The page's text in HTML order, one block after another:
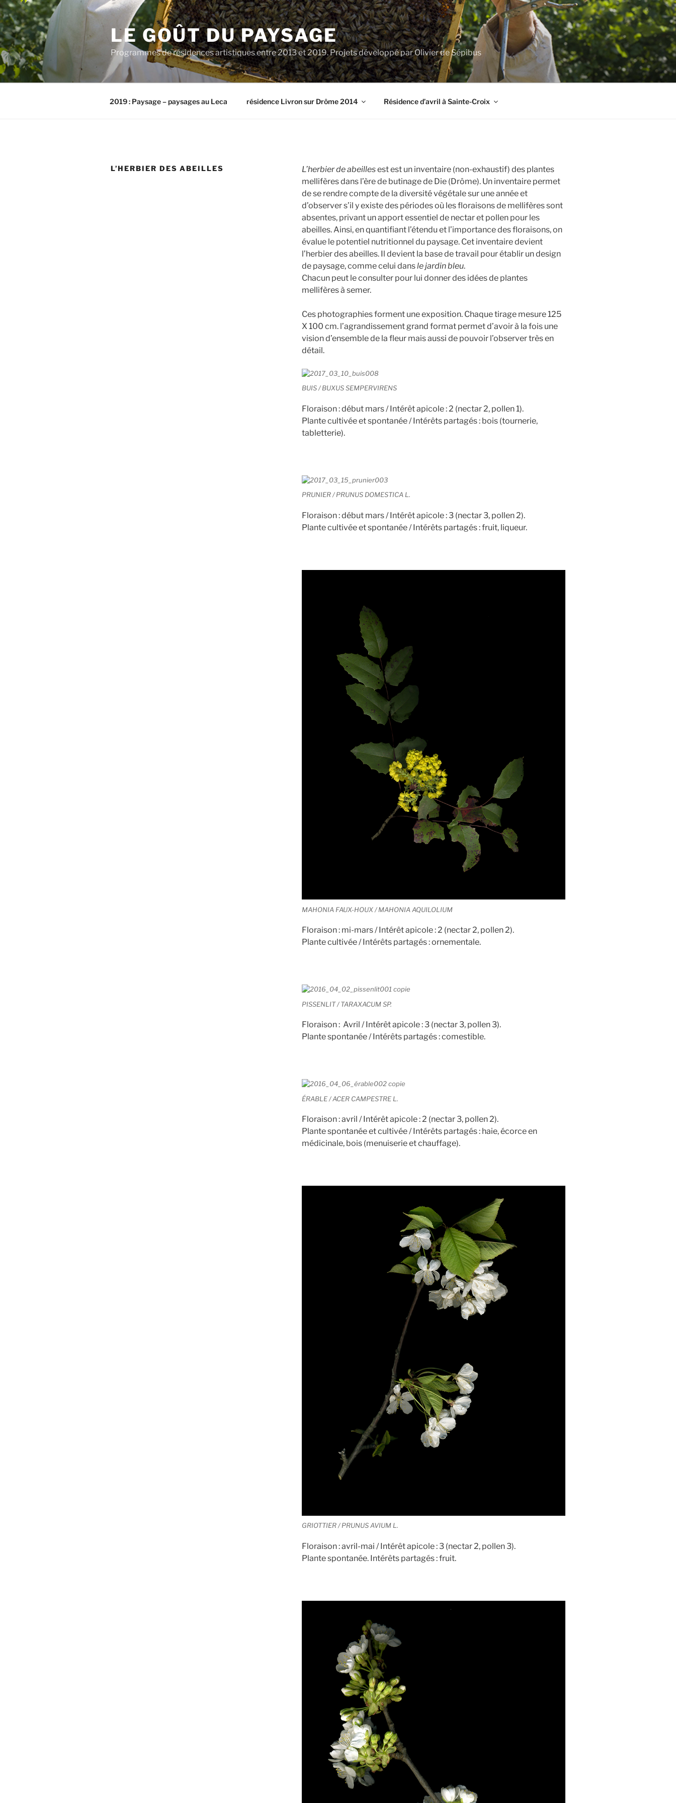
Aller
au
contenu
principal
LE GOÛT DU PAYSAGE
Programmes de résidences artistiques entre 2013 et 2019. Projets développé par Olivier de Sépibus
2019 : Paysage – paysages au Leca résidence Livron sur Drôme 2014 Résidence d’avril à Sainte-Croix
L’HERBIER DES ABEILLES L’herbier de abeillesest est un inventaire (non-exhaustif) des plantes
mellifères dans l’ère de butinage de Die (Drôme). Un inventaire permet
de se rendre compte de la diversité végétale sur une année et
d’observer s’il y existe des périodes où les floraisons de mellifères sont
absentes, privant un apport essentiel de nectar et pollen pour les
abeilles. Ainsi, en quantifiant l’étendu et l’importance des floraisons, on
évalue le potentiel nutritionnel du paysage. Cet inventaire devient
l’herbier des abeilles. Il devient la base de travail pour établir un design
de paysage, comme celui dansle jardin bleu.
Chacun peut le consulter pour lui donner des idées de plantes
mellifères à semer.
Ces photographies forment une exposition. Chaque tirage mesure 125
X 100 cm. l’agrandissement grand format permet d’avoir à la fois une
vision d’ensemble de la fleur mais aussi de pouvoir l’observer très en
détail.
BUIS / BUXUS SEMPERVIRENS
Floraison : début mars / Intérêt apicole : 2 (nectar 2, pollen 1).
Plante cultivée et spontanée / Intérêts partagés : bois (tournerie,
tabletterie).
PRUNIER / PRUNUS DOMESTICA L.
Floraison : début mars / Intérêt apicole : 3 (nectar 3, pollen 2).
Plante cultivée et spontanée / Intérêts partagés : fruit, liqueur.
MAHONIA FAUX-HOUX / MAHONIA AQUILOLIUM
Floraison : mi-mars / Intérêt apicole : 2 (nectar 2, pollen 2).
Plante cultivée / Intérêts partagés : ornementale.
PISSENLIT / TARAXACUM SP.
Floraison : Avril / Intérêt apicole : 3 (nectar 3, pollen 3).
Plante spontanée / Intérêts partagés : comestible.
ÉRABLE / ACER CAMPESTRE L.
Floraison : avril / Intérêt apicole : 2 (nectar 3, pollen 2).
Plante spontanée et cultivée / Intérêts partagés : haie, écorce en
médicinale, bois (menuiserie et chauffage).
GRIOTTIER / PRUNUS AVIUM L.
Floraison : avril-mai / Intérêt apicole : 3 (nectar 2, pollen 3).
Plante spontanée. Intérêts partagés : fruit.